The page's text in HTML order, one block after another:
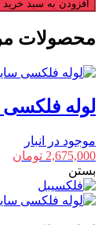
سایز
رهورد
عدد
افزودن به سبد خرید
محصولات
لوله فلکسی سایز 13
موجود در انبار
2,675,000 تومان
بستن